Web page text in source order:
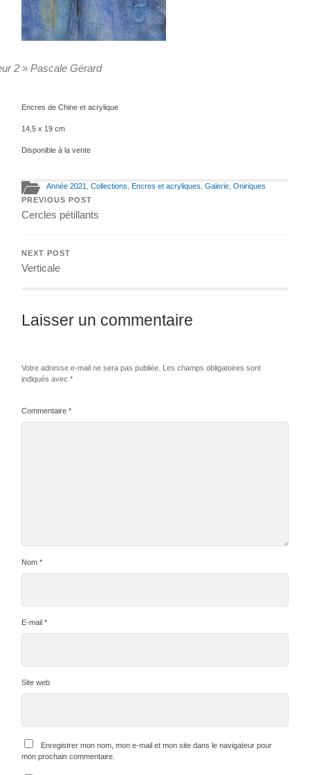
2 » Pascale Gérard
Encres de Chine et acrylique
14,5 x 19 cm
Disponible à la vente
Année 2021 ,Collections ,Encres et acryliques ,Galerie ,Oniriques
PREVIOUS POST
Cercles pétillants
NEXT POST
Verticale
Laisser un commentaire
Votre adresse e-mail ne sera pas publiée. Les champs obligatoires sont
indiqués avec*
Commentaire*
Nom*
E-mail*
Site web
Enregistrer mon nom, mon e-mail et mon site dans le navigateur pour
mon prochain commentaire.